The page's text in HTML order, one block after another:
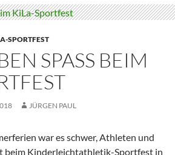
SPORTFEST
SPASS BEIM K
JÜRGEN PAUL
war es schwer, Athleten und
beim Kinderleichtathletik-Sportfest in